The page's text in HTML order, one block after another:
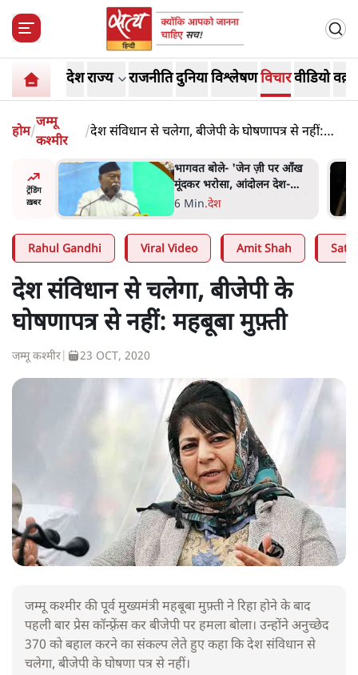
देशराज्य राजनीतिदुनियाविश्लेषणविचारवीडियो
होम/
जम्मू
कश्मीर
/देश संविधान से चलेगा, बीजेपी के घोषणापत्र से नहीं:
ट्रेंडिंग
ख़बर
बोले थे-
अतीक अहमद के बेटे अबान अहमद
की सड़क हादसे में मौत, जेल में बंद
भाई से मिलने जा रहे थे
5 Min.उत्तर प्रदेश
Rahul Gandhi Viral Video Amit Shah
देश संविधान से चलेगा, बीजेपी के
घोषणापत्र से नहीं: महबूबा मुफ़्ती
जम्मू कश्मीर 23 OCT, 2020
जम्मू कश्मीर की पूर्व मुख्यमंत्री महबूबा मुफ़्ती ने रिहा होने के बाद
पहली बार प्रेस कॉन्फ़्रेंस कर बीजेपी पर हमला बोला। उन्होंने अनुच्छेद
370 को बहाल करने का संकल्प लेते हुए कहा कि देश संविधान से
चलेगा, बीजेपी के घोषणा पत्र से नहीं।